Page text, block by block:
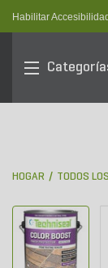
Habilitar Accesibilidad
HOGAR TODOS